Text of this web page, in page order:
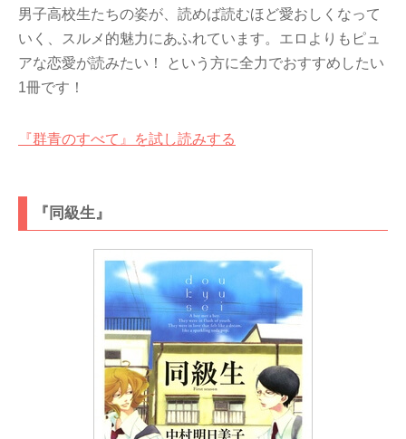
男子高校生たちの姿が、読めば読むほど愛おしくなって
いく、スルメ的魅力にあふれています。エロよりもピュ
アな恋愛が読みたい！ という方に全力でおすすめしたい
1冊です！
『群青のすべて』を試し読みする
『同級生』